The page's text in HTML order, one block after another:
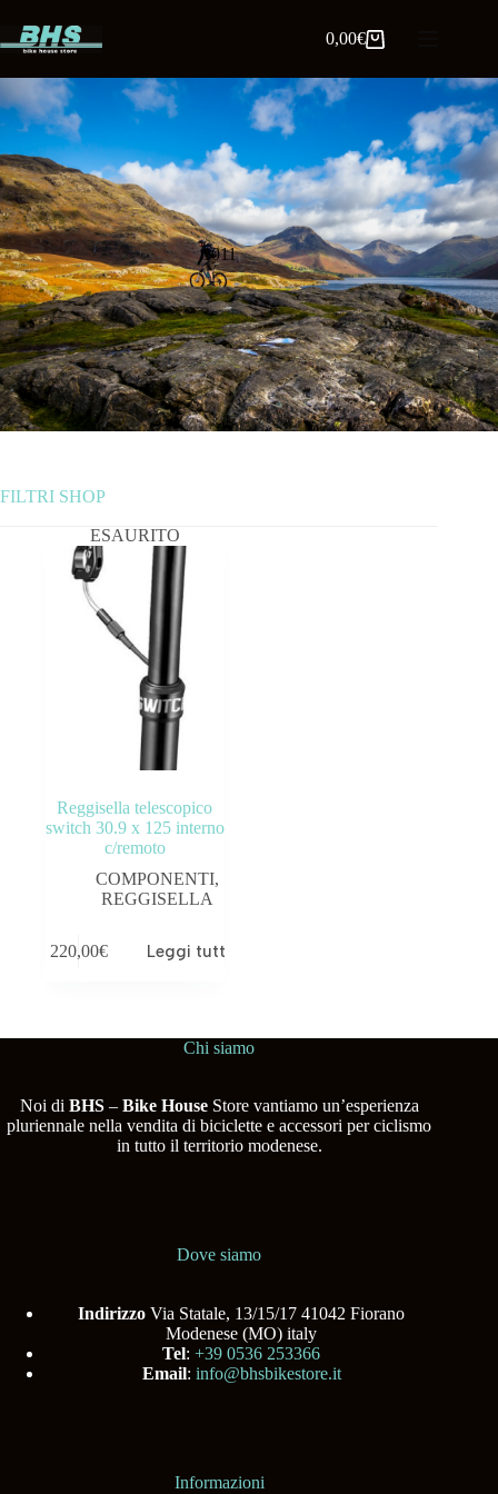
0,00€
1011
FILTRI SHOP
Categorie prodotto
ABBIGLIAMENTO
BICICLETTE
COMPONENTI
OUTLET
Tag prodotto
ESAURITO
Reggisella telescopico
switch 30.9 x 125 interno
c/remoto
COMPONENTI,
REGGISELLA
220,00€ Leggi tutto
Chi siamo
Noi di BHS– Bike HouseStore vantiamo un’esperienza
pluriennale nella vendita di biciclette e accessori per ciclismo
in tutto il territorio modenese.
Dove siamo
Indirizzo Via Statale, 13/15/17 41042 Fiorano
Modenese (MO) italy
Tel:+39 0536 253366
Email: info@bhsbikestore.it
Informazioni